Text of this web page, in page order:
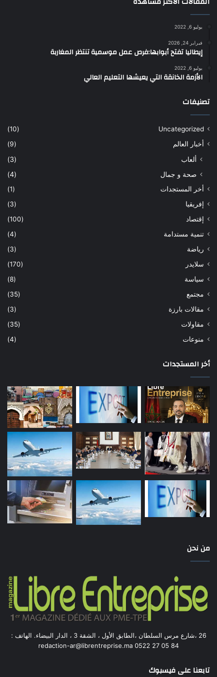
يوليو 6, 2022
فبراير 24, 2026
إيطاليا تفتح أبوابها:فرص عمل موسمية تنتظر المغاربة
يوليو 6, 2022
الأزمة الخانقة التي يعيشها التعليم العالي
تصنيفات
Uncategorized
(10)
أخبار العالم
(9)
ألعاب
(3)
صحة و جمال
(4)
أخر المستجدات
(1)
إفريقيا
(3)
إقتصاد
(100)
تنمية مستدامة
(4)
رياضة
(3)
سلايدر
(170)
سياسة
(8)
مجتمع
(35)
مقالات بارزة
(3)
مقاولات
(35)
منوعات
(4)
أخر المستجدات
من نحن
26 ،شارع مرس السلطان ،الطابق الأول ، الشقة 3 ، الدار البيضاء. الهاتف :
84 05 27 0522 redaction-ar@librentreprise.ma
تابعنا على فيسبوك